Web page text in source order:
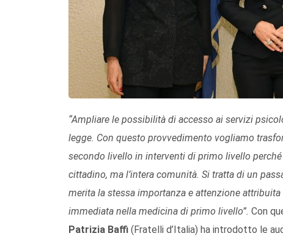
“Ampliare le possibilità di accesso ai servizi
legge. Con questo provvedimento vogliamo
secondo livello in interventi di primo livello
cittadino, ma l’intera comunità. Si tratta di un
merita la stessa importanza e attenzione
immediata nella medicina di primo livello”. Con
Patrizia Baffi (Fratelli d’Italia) ha introdotto le